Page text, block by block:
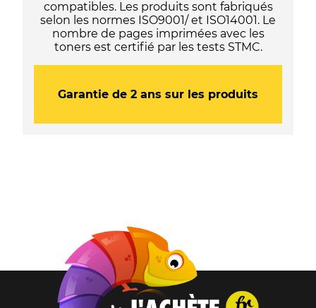
compatibles. Les produits sont fabriqués
selon les normes ISO9001/ et ISO14001. Le
nombre de pages imprimées avec les
toners est certifié par les tests STMC.
Garantie de 2 ans sur les produits